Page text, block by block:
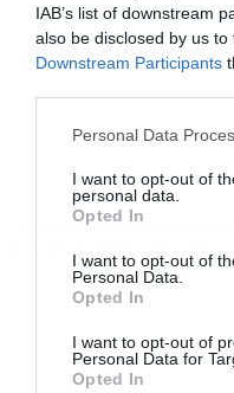
IAB’s list of downstream
also be disclosed by us
Downstream Participants
Personal Data
I want to opt-out of
personal data.
Opted In
I want to opt-out of
Personal Data.
Opted In
I want to opt-out of
Personal Data for
Opted In
ΡΟΗ ΕΙΔΗΣΕΩΝ
Βανς: Το Ιράν μας
επιβολή διοδίων